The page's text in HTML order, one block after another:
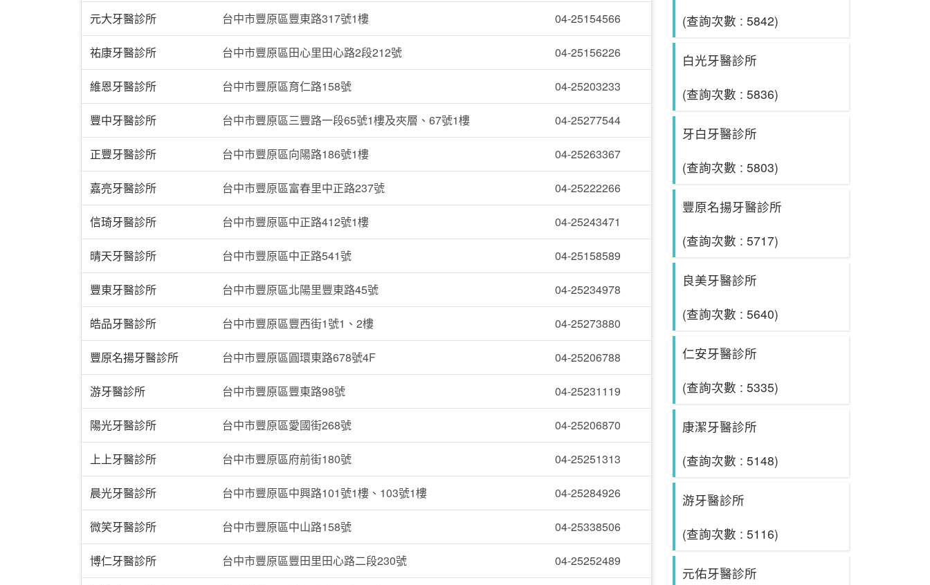
元大牙醫診所 台中市豐原區豐東路317號1樓 04-25154566
祐康牙醫診所 台中市豐原區田心里田心路2段212號 04-25156226
維恩牙醫診所 台中市豐原區育仁路158號 04-25203233
豐中牙醫診所 台中市豐原區三豐路一段65號1樓及夾層、67號1樓 04-25277544
正豐牙醫診所 台中市豐原區向陽路186號1樓 04-25263367
嘉亮牙醫診所 台中市豐原區富春里中正路237號 04-25222266
信琦牙醫診所 台中市豐原區中正路412號1樓 04-25243471
晴天牙醫診所 台中市豐原區中正路541號 04-25158589
豐東牙醫診所 台中市豐原區北陽里豐東路45號 04-25234978
皓品牙醫診所 台中市豐原區豐西街1號1、2樓 04-25273880
豐原名揚牙醫診所 台中市豐原區圓環東路678號4F 04-25206788
游牙醫診所 台中市豐原區豐東路98號 04-25231119
陽光牙醫診所 台中市豐原區愛國街268號 04-25206870
上上牙醫診所 台中市豐原區府前街180號 04-25251313
晨光牙醫診所 台中市豐原區中興路101號1樓、103號1樓 04-25284926
微笑牙醫診所 台中市豐原區中山路158號 04-25338506
博仁牙醫診所 台中市豐原區豐田里田心路二段230號 04-25252489
(查詢次數 : 5842)
白光牙醫診所
(查詢次數 : 5836)
牙白牙醫診所
(查詢次數 : 5803)
豐原名揚牙醫診所
(查詢次數 : 5717)
良美牙醫診所
(查詢次數 : 5640)
仁安牙醫診所
(查詢次數 : 5335)
康潔牙醫診所
(查詢次數 : 5148)
游牙醫診所
(查詢次數 : 5116)
元佑牙醫診所